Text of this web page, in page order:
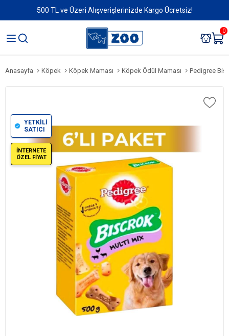
500 TL ve Üzeri Alışverişlerinizde Kargo Ücretsiz!
0
Anasayfa Köpek Köpek Maması Köpek Ödül Maması Pedigree
YETKİLİ
SATICI
İNTERNETE
ÖZEL FİYAT